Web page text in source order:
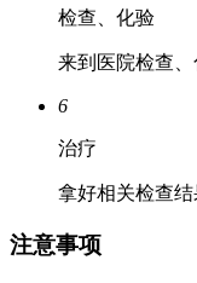
检查、化验
来到医院检查
6
治疗
拿好相关检查
注意事项